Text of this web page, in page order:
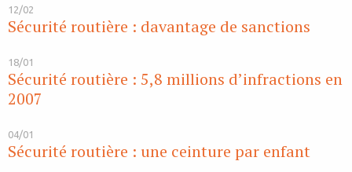
12/02
Sécurité routière : davantage de sanctions
18/01
Sécurité routière : 5,8 millions d’infractions en
2007
04/01
Sécurité routière : une ceinture par enfant